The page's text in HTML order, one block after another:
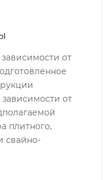
от
от
плитного,
свайно-